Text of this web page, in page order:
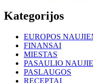
Kategorijos
EUROPOS
FINANSAI
MIESTAS
PASAULIO
PASLAUGOS
RECEPTAI